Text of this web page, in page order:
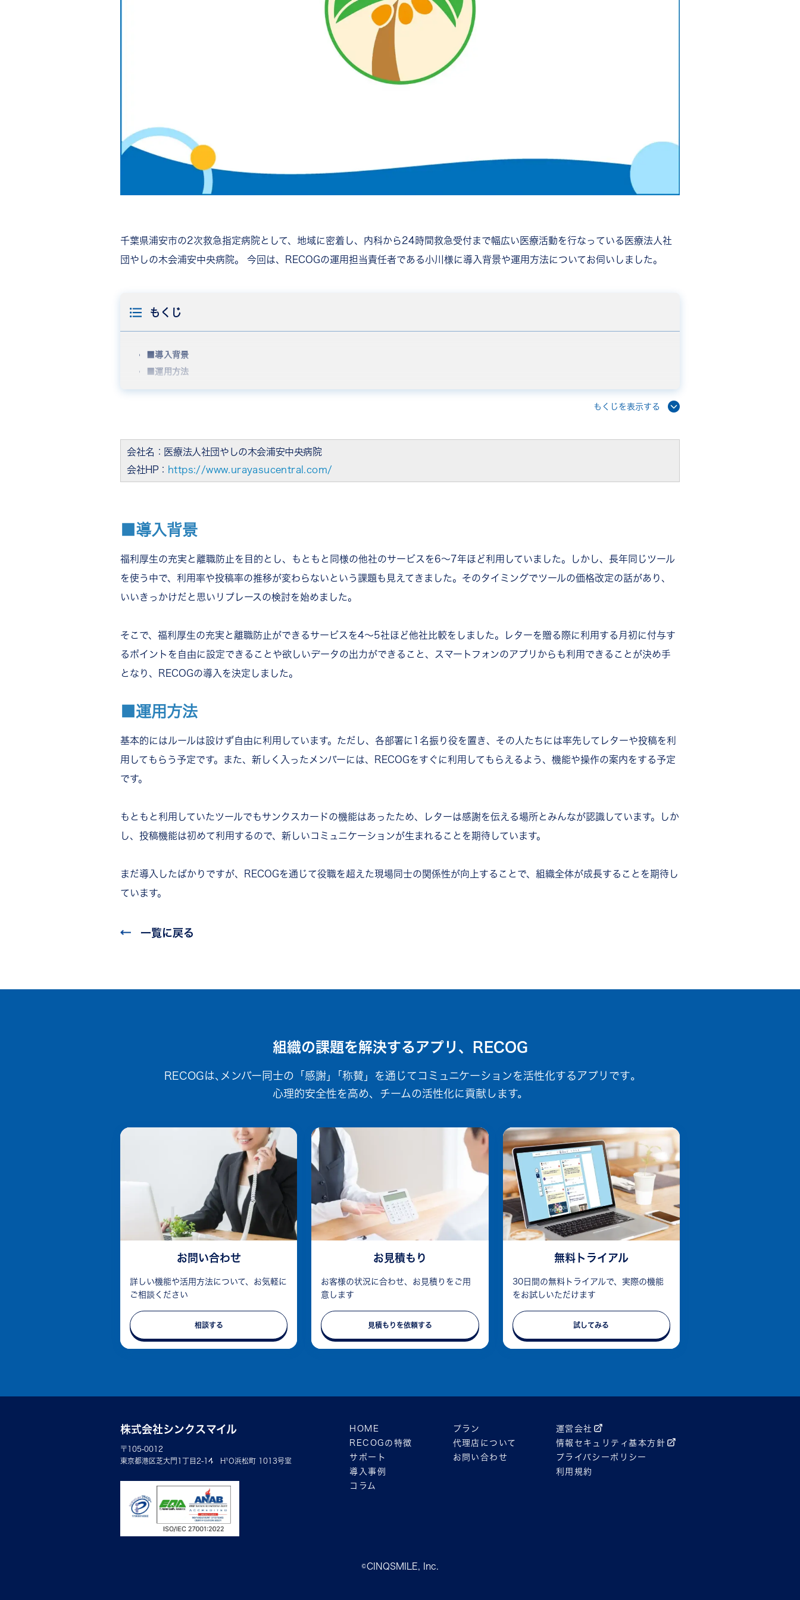
千葉県浦安市の2次救急指定病院として、地域に密着し、内科から24時間救急受付まで幅広い医療活動を行なっている医療法人社
団やしの木会浦安中央病院。 今回は、RECOGの運用担当責任者である小川様に導入背景や運用方法についてお伺いしました。
もくじ
■導入背景
■運用方法
もくじを表示する
会社名：医療法人社団やしの木会浦安中央病院
会社HP： https://www.urayasucentral.com/
■導入背景
福利厚生の充実と離職防止を目的とし、もともと同様の他社のサービスを6～7年ほど利用していました。しかし、長年同じツール
を使う中で、利用率や投稿率の推移が変わらないという課題も見えてきました。そのタイミングでツールの価格改定の話があり、
いいきっかけだと思いリプレースの検討を始めました。
そこで、福利厚生の充実と離職防止ができるサービスを4～5社ほど他社比較をしました。レターを贈る際に利用する月初に付与す
るポイントを自由に設定できることや欲しいデータの出力ができること、スマートフォンのアプリからも利用できることが決め手
となり、RECOGの導入を決定しました。
■運用方法
基本的にはルールは設けず自由に利用しています。ただし、各部署に1名振り役を置き、その人たちには率先してレターや投稿を利
用してもらう予定です。また、新しく入ったメンバーには、RECOGをすぐに利用してもらえるよう、機能や操作の案内をする予定
です。
もともと利用していたツールでもサンクスカードの機能はあったため、レターは感謝を伝える場所とみんなが認識しています。しか
し、投稿機能は初めて利用するので、新しいコミュニケーションが生まれることを期待しています。
まだ導入したばかりですが、RECOGを通じて役職を超えた現場同士の関係性が向上することで、組織全体が成長することを期待し
ています。
一覧に戻る
組織の課題を解決するアプリ、RECOG
RECOGは､メンバー同士の「感謝」｢称賛」を通じてコミュニケーションを活性化するアプリです｡
心理的安全性を高め、チームの活性化に貢献します。
お問い合わせ
詳しい機能や活用方法について、お気軽に
ご相談ください
相談する
お見積もり
お客様の状況に合わせ、お見積りをご用
意します
見積もりを依頼する
無料トライアル
30日間の無料トライアルで、実際の機能
をお試しいただけます
試してみる
株式会社シンクスマイル
〒105-0012
東京都港区芝大門1丁目2-14 H¹O浜松町 1013号室
HOME
RECOGの特徴
サポート
導入事例
コラム
プラン
代理店について
お問い合わせ
運営会社
情報セキュリティ 基本方針
プライバシーポリシー
利用規約
©CINQSMILE, Inc.